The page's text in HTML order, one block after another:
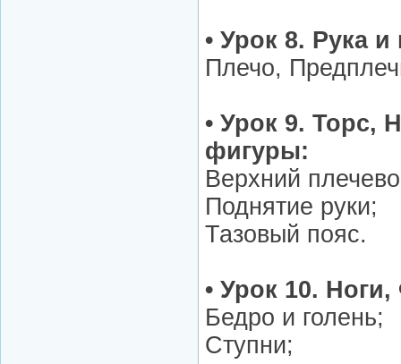
• Урок 8. Рука и
Плечо,
• Урок 9. Торс,
фигуры:
Верхний
Поднятие руки;
Тазовый пояс.
• Урок 10.
Бедро и голень;
Ступни;